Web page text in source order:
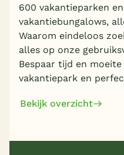
2 badkamers(1)
Extra
Overdekt Terras/
Parkeren bij
Huisdieren
Toon2
600 vakantieparken
vakantiebungalows,
Waarom eindeloos
alles op onze
Bespaar tijd en
vakantiepark en
Bekijk overzicht